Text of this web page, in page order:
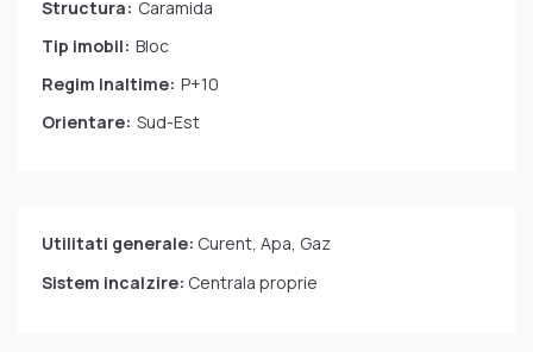
Structura: Caramida
Tip imobil: Bloc
Regim inaltime: P+10
Orientare: Sud-Est
Utilitati generale: Curent, Apa, Gaz
Sistem incalzire: Centrala proprie